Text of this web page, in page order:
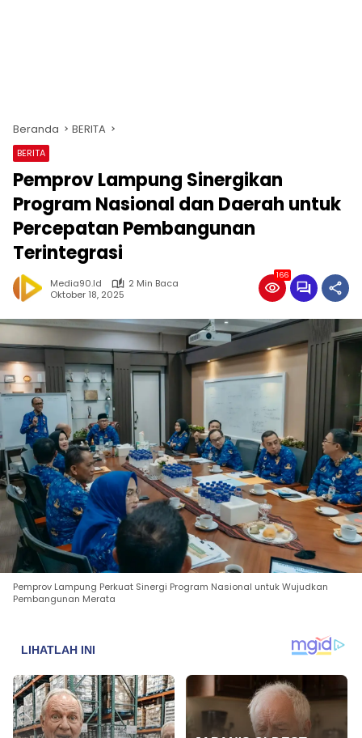
Beranda BERITA
BERITA
Pemprov Lampung Sinergikan
Program Nasional dan Daerah untuk
Percepatan Pembangunan
Terintegrasi
Media90.id
2 Min Baca
Oktober 18, 2025
166
Pemprov Lampung Perkuat Sinergi Program Nasional untuk Wujudkan
Pembangunan Merata